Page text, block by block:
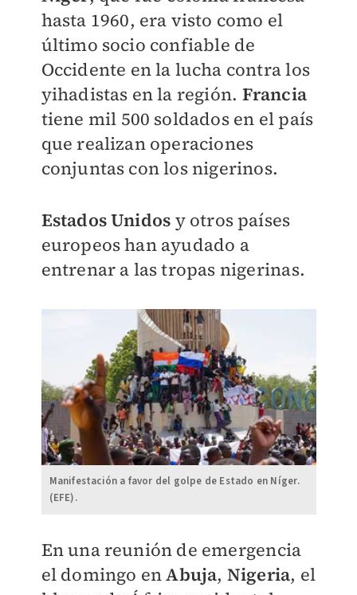
hasta 1960, era visto como el
último socio confiable de
Occidente en la lucha contra los
yihadistas en la región. Francia
tiene mil 500 soldados en el país
que realizan operaciones
conjuntas con los nigerinos.
Estados Unidos y otros países
europeos han ayudado a
entrenar a las tropas nigerinas.
Manifestación a favor del golpe de Estado en Níger.
(EFE).
En una reunión de emergencia
el domingo enAbuja, Nigeria, el